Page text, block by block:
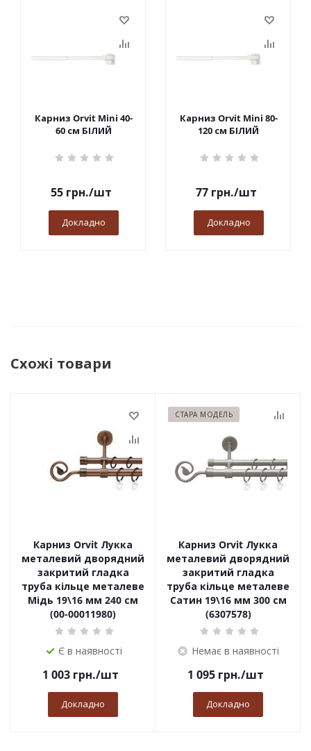
Карниз Orvit Mini 40-
60 см БІЛИЙ
55грн./шт
Докладно
Карниз Orvit Mini 80-
120 см БІЛИЙ
77грн./шт
Докладно
Схожі товари
Карниз Orvit Лукка
металевий дворядний
закритий гладка
труба кільце металеве
Мідь 19\16 мм 240 см
(00-00011980)
Є в наявності
1 003 грн./шт
Докладно
СТАРА МОДЕЛЬ
Карниз Orvit Лукка
металевий дворядний
закритий гладка
труба кільце металеве
Сатин 19\16 мм 300 см
(6307578)
Немає в наявності
1 095 грн./шт
Докладно